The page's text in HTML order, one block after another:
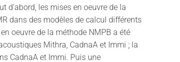
d’abord, les mises en oeuvre de la
dans des modèles de calcul différents
oeuvre de la méthode NMPB a été
Mithra, CadnaA et Immi ; la
CadnaA et Immi. Puis une